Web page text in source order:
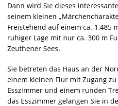
Dann wird Sie dieses
seinem kleinen
Freistehend auf einem ca. 1.485
ruhiger Lage mit nur ca. 300 m
Zeuthener Sees.
Sie betreten das Haus an der
einem kleinen Flur mit Zugang zu
Esszimmer und einem runden
das Esszimmer gelangen Sie in